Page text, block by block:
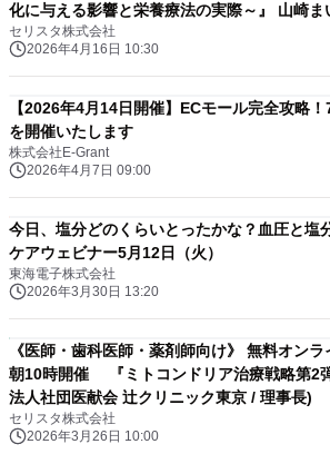
化に与える影響と栄養療法の実際～』 山崎
ティックスキンクリニック／院長)
セリスタ株式会社
2026年4月16日 10:30
【2026年4月14日開催】ECモール完全攻略
を開催いたします
株式会社E-Grant
2026年4月7日 09:00
今日、塩分どのくらいとったかな？血圧と塩
ケアウェビナー5月12日（火）
東海電子株式会社
2026年3月30日 13:20
《医師・歯科医師・薬剤師向け》 無料オン
朝10時開催 『ミトコンドリア治療戦略第2
法人社団医献会 辻クリニック東京 / 理事長)
セリスタ株式会社
2026年3月26日 10:00